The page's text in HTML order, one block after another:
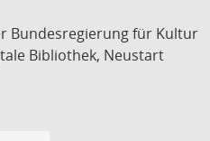
Bundesregierung für Kultur
Bibliothek, Neustart